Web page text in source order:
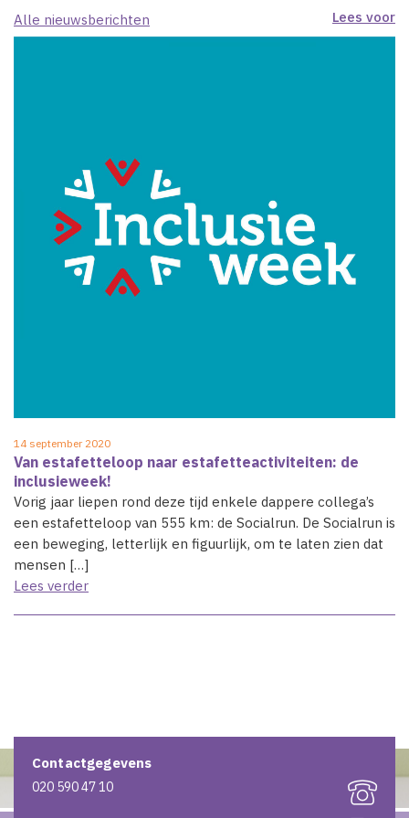
Lees voor
Alle nieuwsberichten
14 september 2020
Van estafetteloop naar estafetteactiviteiten: de
inclusieweek!
Vorig jaar liepen rond deze tijd enkele dappere collega’s
een estafetteloop van 555 km: de Socialrun. De Socialrun is
een beweging, letterlijk en figuurlijk, om te laten zien dat
mensen […]
Lees verder
Contactgegevens
020 590 47 10